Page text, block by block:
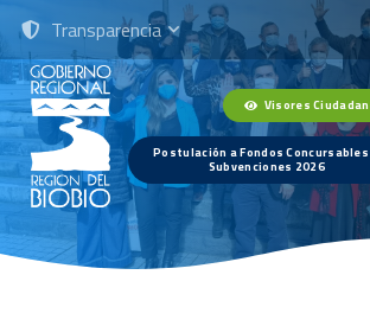
Transparencia
Visores
Postulación a Fondos Concursables
Subvenciones 2026